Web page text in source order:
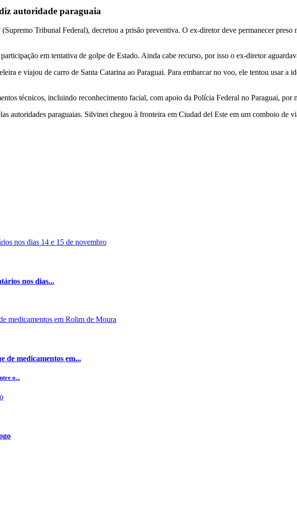
autoridade paraguaia
Tribunal Federal), decretou a prisão preventiva. O ex-diretor deve permanecer preso
em tentativa de golpe de Estado. Ainda cabe recurso, por isso o ex-diretor
e viajou de carro de Santa Catarina ao Paraguai. Para embarcar no voo, ele tentou usar a
técnicos, incluindo reconhecimento facial, com apoio da Polícia Federal no Paraguai, por
autoridades paraguaias. Silvinei chegou à fronteira em Ciudad del Este em um comboio de
nos dias...
de medicamentos em...
o...